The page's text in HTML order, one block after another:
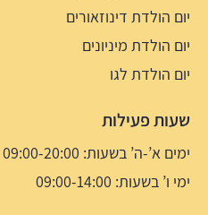
יום הולדת דינוזאורים
יום הולדת מיניונים
יום הולדת לגו
שעות פעילות
ימים א’-ה’ בשעות: 09:00-20:00
ימי ו’ בשעות: 09:00-14:00